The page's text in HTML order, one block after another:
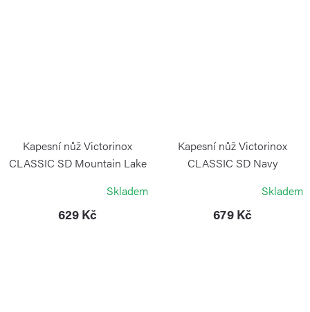
Kapesní nůž Victorinox
CLASSIC SD Mountain Lake
Skladem
629 Kč
Kapesní nůž Victorinox
CLASSIC SD Navy
Skladem
679 Kč